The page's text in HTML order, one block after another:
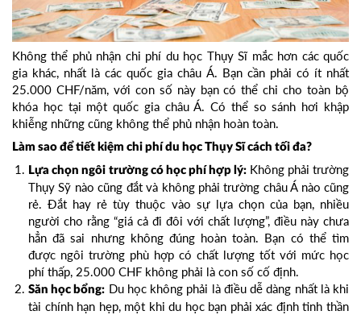
Không thể phủ nhận chi phí du học Thụy Sĩ mắc hơn các quốc
gia khác, nhất là các quốc gia châu Á. Bạn cần phải có ít nhất
25.000 CHF/năm, với con số này bạn có thể chi cho toàn bộ
khóa học tại một quốc gia châu Á. Có thể so sánh hơi khập
khiễng những cũng không thể phủ nhận hoàn toàn.
Làm sao để tiết kiệm chi phí du học Thụy Sĩ cách tối đa?
Lựa chọn ngôi trường có học phí hợp lý: Không phải trường
Thụy Sỹ nào cũng đắt và không phải trường châu Á nào cũng
rẻ. Đắt hay rẻ tùy thuộc vào sự lựa chọn của bạn, nhiều
người cho rằng “giá cả đi đôi với chất lượng”, điều này chưa
hẳn đã sai nhưng không đúng hoàn toàn. Bạn có thể tìm
được ngôi trường phù hợp có chất lượng tốt với mức học
phí thấp, 25.000 CHF không phải là con số cố định.
Săn học bổng: Du học không phải là điều dễ dàng nhất là khi
tài chính hạn hẹp, một khi du học bạn phải xác định tinh thần